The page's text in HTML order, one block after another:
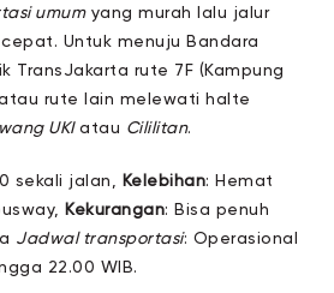
umumyang murah lalu jalur
Untuk menuju Bandara
TransJakarta rute 7F (Kampung
rute lain melewati halte
UKIatau Cililitan.
sekali jalan, Kelebihan: Hemat
Kekurangan: Bisa penuh
Jadwal transportasi: Operasional
22.00 WIB.